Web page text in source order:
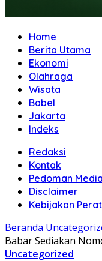
Home
Berita Utama
Ekonomi
Olahraga
Wisata
Babel
Jakarta
Indeks
Redaksi
Kontak
Pedoman
Disclaimer
Kebijakan
Beranda
Babar Sediakan
Uncategorized